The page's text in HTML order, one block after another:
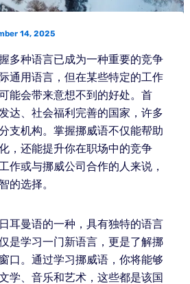
14, 2025
多种语言已成为一种重要的竞争
通用语言，但在某些特定的工作
能会带来意想不到的好处。首
达、社会福利完善的国家，许多
支机构。掌握挪威语不仅能帮助
，还能提升你在职场中的竞争
作或与挪威公司合作的人来说，
的选择。
耳曼语的一种，具有独特的语言
是学习一门新语言，更是了解挪
口。通过学习挪威语，你将能够
学、音乐和艺术，这些都是该国